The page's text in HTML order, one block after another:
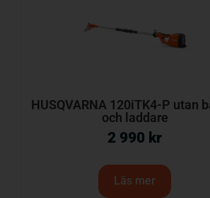
HUSQVARNA 120iTK4-P utan
och laddare
2 990 kr
Läs mer